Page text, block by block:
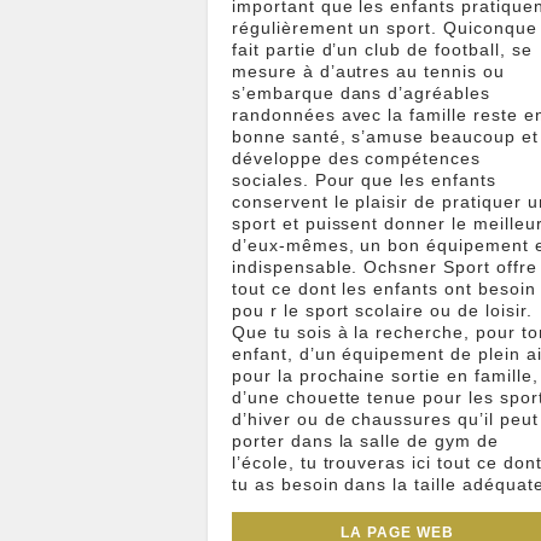
important que les enfants
régulièrement un sport. Quiconque
fait partie d’un club de football, se
mesure à d’autres au tennis ou
s’embarque dans d’agréables
randonnées avec la famille reste
bonne santé, s’amuse beaucoup et
développe des compétences
sociales. Pour que les enfants
conservent le plaisir de pratiquer
sport et puissent donner le meilleur
d’eux-mêmes, un bon équipement
indispensable. Ochsner Sport offre
tout ce dont les enfants ont besoin
pou r le sport scolaire ou de loisir.
Que tu sois à la recherche, pour
enfant, d’un équipement de plein
pour la prochaine sortie en famille,
d’une chouette tenue pour les
d’hiver ou de chaussures qu’il peut
porter dans la salle de gym de
l’école, tu trouveras ici tout ce dont
tu as besoin dans la taille
LA PAGE WEB